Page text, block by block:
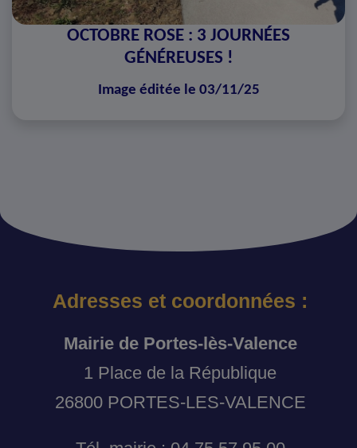
OCTOBRE ROSE : 3 JOURNÉES
GÉNÉREUSES !
Image éditée le 03/11/25
Adresses et coordonnées :
Mairie de Portes-lès-Valence
1 Place de la République
26800 PORTES-LES-VALENCE